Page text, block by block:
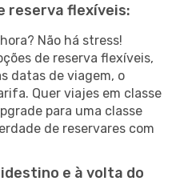
reserva flexíveis:
Não há stress!
de reserva flexíveis,
datas de viagem, o
Quer viajes em classe
para uma classe
de reservares com
e à volta do